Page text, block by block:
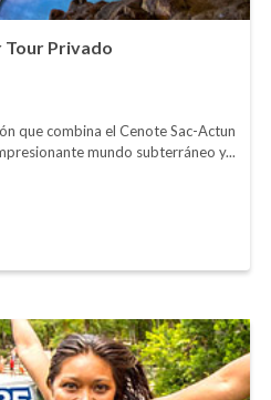
Tour Privado
que combina el Cenote Sac-Actun
mundo subterráneo y...